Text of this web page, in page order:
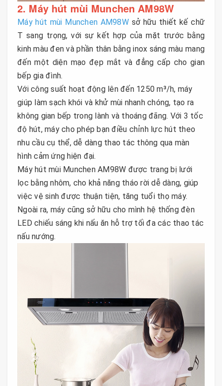
2. Máy hút mùi Munchen AM98W
Máy hút mùi Munchen AM98Wsở hữu thiết kế chữ
T sang trọng, với sự kết hợp của mặt trước bằng
kinh màu đen và phần thân bằng inox sáng màu mang
đến một diện mạo đẹp mắt và đẳng cấp cho gian
bếp gia đình.
Với công suất hoạt động lên đến 1250 m³/h, máy
giúp làm sạch khói và khử mùi nhanh chóng, tạo ra
không gian bếp trong lành và thoáng đãng. Với 3 tốc
độ hút, máy cho phép bạn điều chỉnh lực hút theo
nhu cầu cụ thể, dễ dàng thao tác thông qua màn
hình cảm ứng hiện đại.
Máy hút mùi Munchen AM98W được trang bị lưới
lọc bằng nhôm, cho khả năng tháo rời dễ dàng, giúp
việc vệ sinh được thuận tiện, tăng tuổi thọ máy.
Ngoài ra, máy cũng sở hữu cho mình hệ thống đèn
LED chiếu sáng khi nấu ăn hỗ trợ tối đa các thao tác
nấu nướng.